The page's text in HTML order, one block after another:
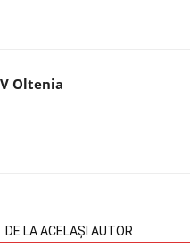
Oltenia
DE LA ACELAȘI AUTOR